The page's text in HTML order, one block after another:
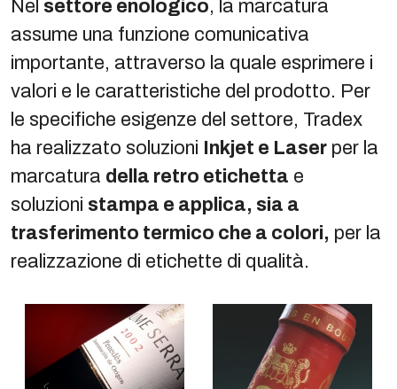
Nel settore enologico, la marcatura
assume una funzione comunicativa
importante, attraverso la quale esprimere i
valori e le caratteristiche del prodotto. Per
le specifiche esigenze del settore, Tradex
ha realizzato soluzioni Inkjet e Laser per la
marcatura della retro etichetta e
soluzioni stampa e applica, sia a
trasferimento termico che a colori, per la
realizzazione di etichette di qualità.